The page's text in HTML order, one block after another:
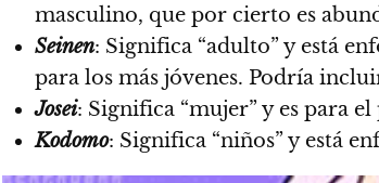
masculino, que por cierto es
Seinen: Significa “adulto” y está
para los más jóvenes. Podría
Josei: Significa “mujer” y es para
Kodomo: Significa “niños” y está